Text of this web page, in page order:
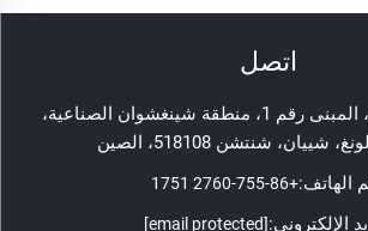
اتصل
Add: الطابق 3ف، المبنى رقم 1، منطقة شينغشوان الصناعية،
شنتشن 518108، الصين
الهاتف:+86-755-2760 1751
الإلكتروني:[email protected]